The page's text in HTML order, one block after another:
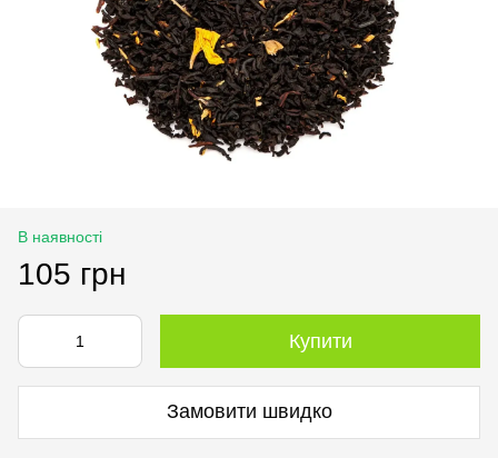
В наявності
105 грн
Купити
Замовити швидко